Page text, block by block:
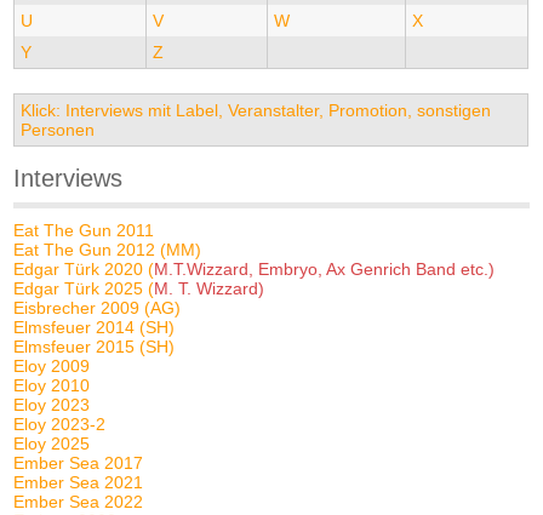
U
V W
X
Y
Z
Klick: Interviews mit Label, Veranstalter, Promotion, sonstigen
Personen
Interviews
Eat The Gun 2011
Eat The Gun 2012 (MM)
Edgar Türk 2020 (M.T.Wizzard, Embryo, Ax Genrich Band etc.)
Edgar Türk 2025 (M. T. Wizzard)
Eisbrecher 2009 (AG)
Elmsfeuer 2014 (SH)
Elmsfeuer 2015 (SH)
Eloy 2009
Eloy 2010
Eloy 2023
Eloy 2023-2
Eloy 2025
Ember Sea 2017
Ember Sea 2021
Ember Sea 2022